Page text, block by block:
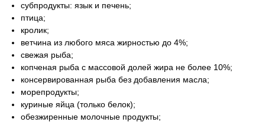
субпродукты: язык и печень;
птица;
кролик;
ветчина из любого мяса жирностью до 4%;
свежая рыба;
копченая рыба с массовой долей жира не более 10%;
консервированная рыба без добавления масла;
морепродукты;
куриные яйца (только белок);
обезжиренные молочные продукты;